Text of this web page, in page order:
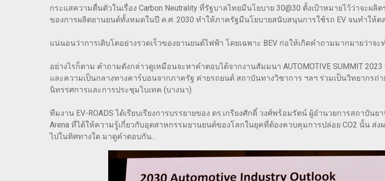
กระแสความตื่นตัวในเรื่อง Carbon Neutrality ที่รัฐบาลไทยมีนโยบาย 30@30 ตั้งเป้าหมายไว้ว่าจะผ
ของการผลิตยานยนต์ทั้งหมดในปี ค.ศ. 2030 ทำให้ภาครัฐมีนโยบายสนับสนุนการใช้รถ EV จนทำให้
แน่นอนว่าการเติบโตอย่างรวดเร็วของยานยนต์ไฟฟ้า โดยเฉพาะ BEV ก่อให้เกิดคำถามมากมายว่าจ
อย่างไรก็ตาม คำถามดังกล่าวดูเหมือนจะหาคำตอบได้จากงานสัมมนา AUTOMOTIVE SUMMIT
และความเป็นกลางทางคาร์บอนจากภาครัฐ ค่ายรถยนต์ สถาบันทางวิชาการ ฯลฯ ร่วมเป็นวิทยากร
นิทรรศการและการประชุมไบเทค (บางนา)
ทีมงาน EV-ROADS ได้เรียบเรียงการบรรยายของ ดร.เกรียงศักดิ์ วงศ์พร้อมรัตน์​ ผู้อำนวยการสถาบันย
Arena ที่ได้ให้ความรู้เกี่ยวกับอุตสาหกรรมยานยนต์ของโลกในยุคที่ต้องควบคุมการปล่อย CO2 นั้น ส่
ไปในทิศทางใด มาดูคำตอบกัน...